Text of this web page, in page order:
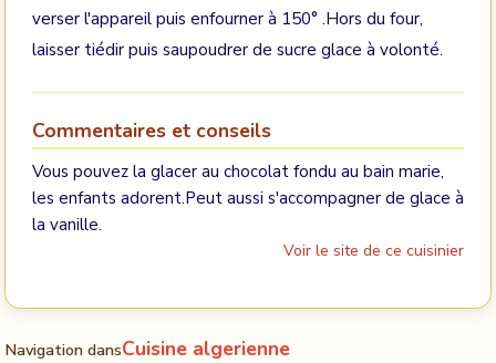
verser l'appareil puis enfourner à 150° .Hors du four,
laisser tiédir puis saupoudrer de sucre glace à volonté.
Commentaires et conseils
Vous pouvez la glacer au chocolat fondu au bain marie,
les enfants adorent.Peut aussi s'accompagner de glace à
la vanille.
Voir le site de ce cuisinier
Navigation dansCuisine algerienne